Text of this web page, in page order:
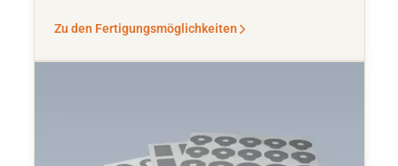
Zu den Fertigungsmöglichkeiten